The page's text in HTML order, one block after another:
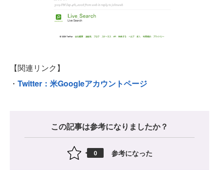
【関連リンク】
・ Twitter：米Googleアカウントページ
この記事は参考になりましたか？
0 参考になった